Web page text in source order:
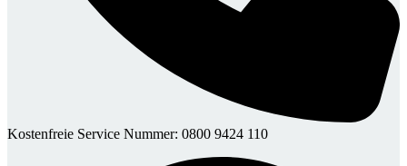
Kostenfreie Service Nummer: 0800 9424 110